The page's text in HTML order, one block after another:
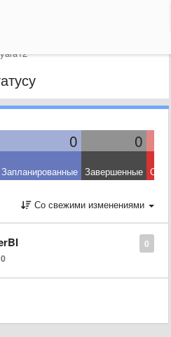
0 0
Запланированные Завершенные
Со свежими изменениями
0
0